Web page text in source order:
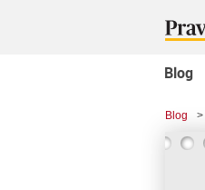
Blog
Blog >